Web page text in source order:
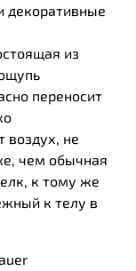
декоративные
из
переносит
воздух, не
чем обычная
к тому же
к телу в